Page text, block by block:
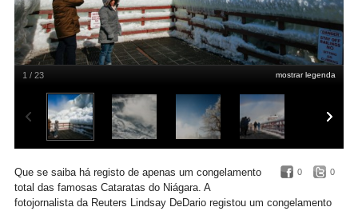
mostrar legenda
1 / 23
0 0
Que se saiba há registo de apenas um congelamento
total das famosas Cataratas do Niágara. A
fotojornalista da Reuters Lindsay DeDario registou um congelamento